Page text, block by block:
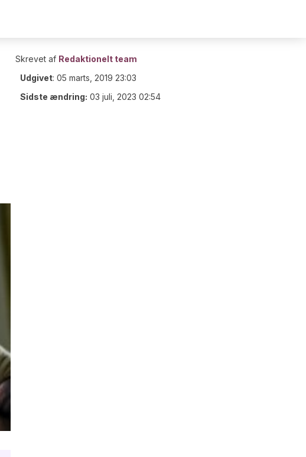
Skrevet af Redaktionelt team
Udgivet: 05 marts, 2019 23:03
Sidste ændring: 03 juli, 2023 02:54